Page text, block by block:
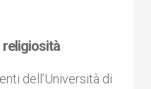
religiosità
dell’Università di